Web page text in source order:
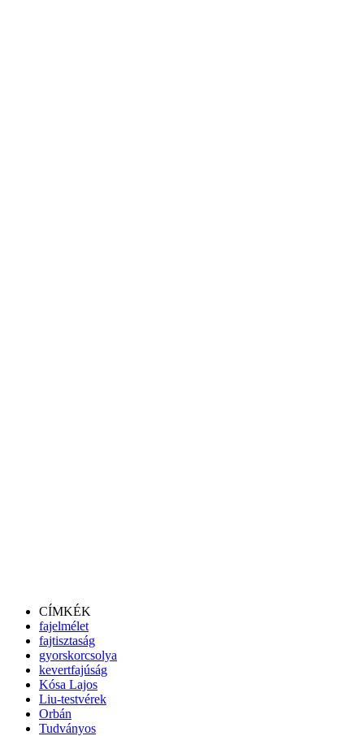
CÍMKÉK
fajelmélet
fajtisztaság
gyorskorcsolya
kevertfajúság
Kósa Lajos
Liu-testvérek
Orbán
Tudványos